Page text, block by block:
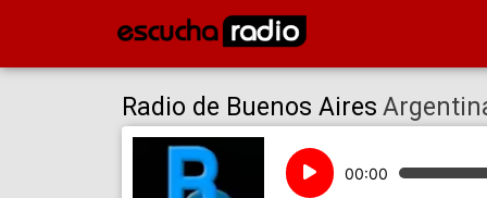
Radio de Buenos Aires
Reproductor
de
00:00